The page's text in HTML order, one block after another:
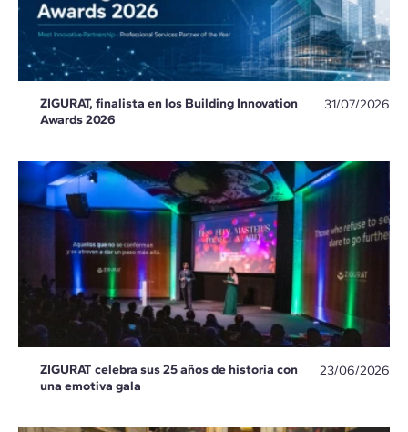
ZIGURAT, finalista en los Building Innovation
Awards 2026
31/07/2026
ZIGURAT celebra sus 25 años de historia con
una emotiva gala
23/06/2026